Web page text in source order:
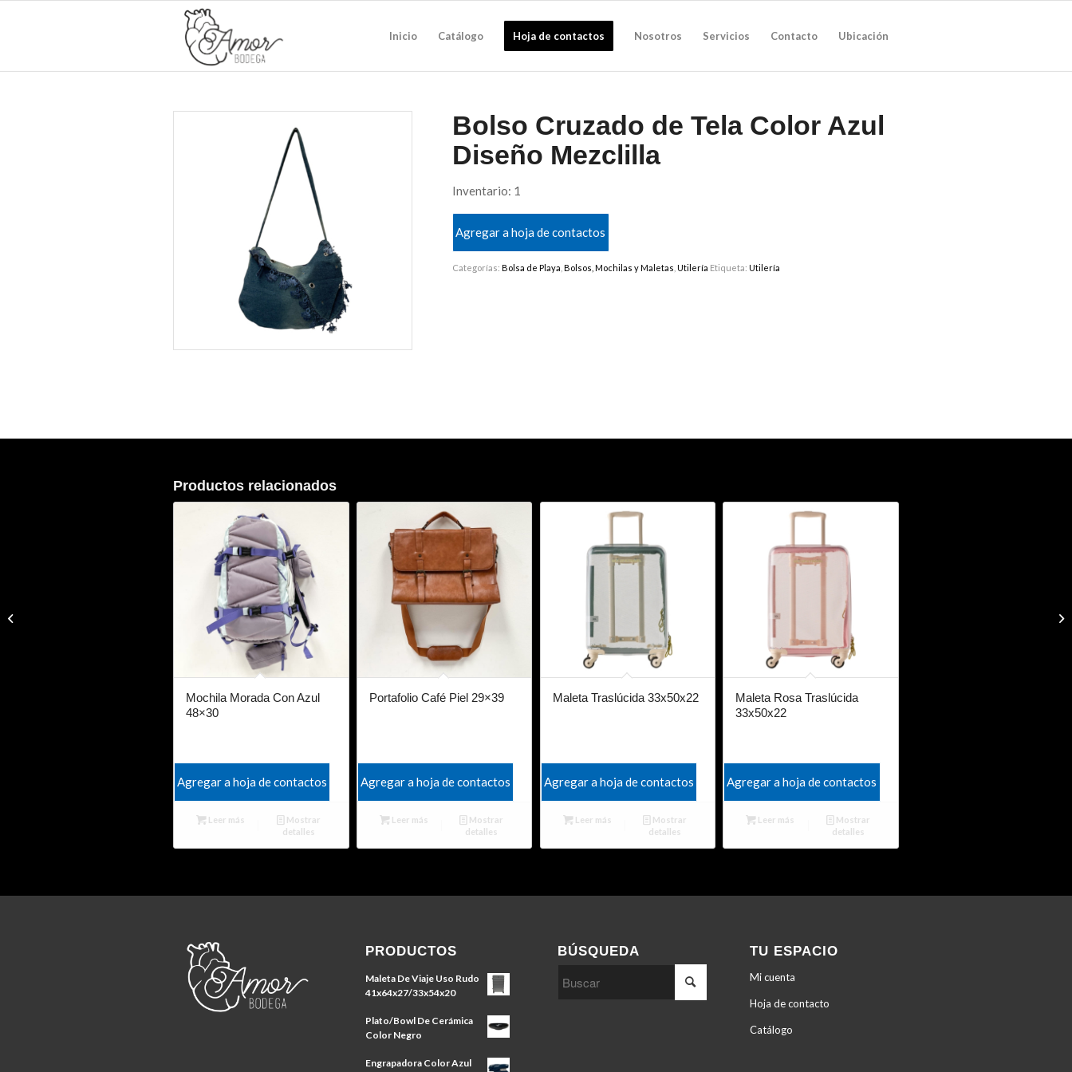
Inicio Catálogo Hoja de contactos Nosotros Servicios Contacto Ubicación
Bolso Cruzado de Tela Color Azul
Diseño Mezclilla
Inventario: 1
Agregar a hoja de contactos
Categorías:Bolsa de Playa ,Bolsos, Mochilas y Maletas ,Utilería Etiqueta:Utilería
Productos relacionados
Mochila Morada Con Azul
48×30
Agregar a hoja de contactos
Leer más
Mostrar
detalles
Portafolio Café Piel 29×39
Agregar a hoja de contactos
Leer más
Mostrar
detalles
Maleta Traslúcida 33x50x22
Agregar a hoja de contactos
Leer más
Mostrar
detalles
Maleta Rosa Traslúcida
33x50x22
Agregar a hoja de contactos
Leer más
Mostrar
detalles
PRODUCTOS
Maleta De Viaje Uso Rudo
41x64x27/33x54x20
Plato/Bowl De Cerámica
Color Negro
Engrapadora Color Azul
BÚSQUEDA TU ESPACIO
Mi cuenta
Hoja de contacto
Catálogo